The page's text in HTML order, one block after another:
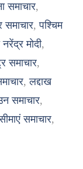
समाचार,
समाचार,पश्चिम
मोदी,
समाचार,
,लद्दाख
समाचार,
समाचार,